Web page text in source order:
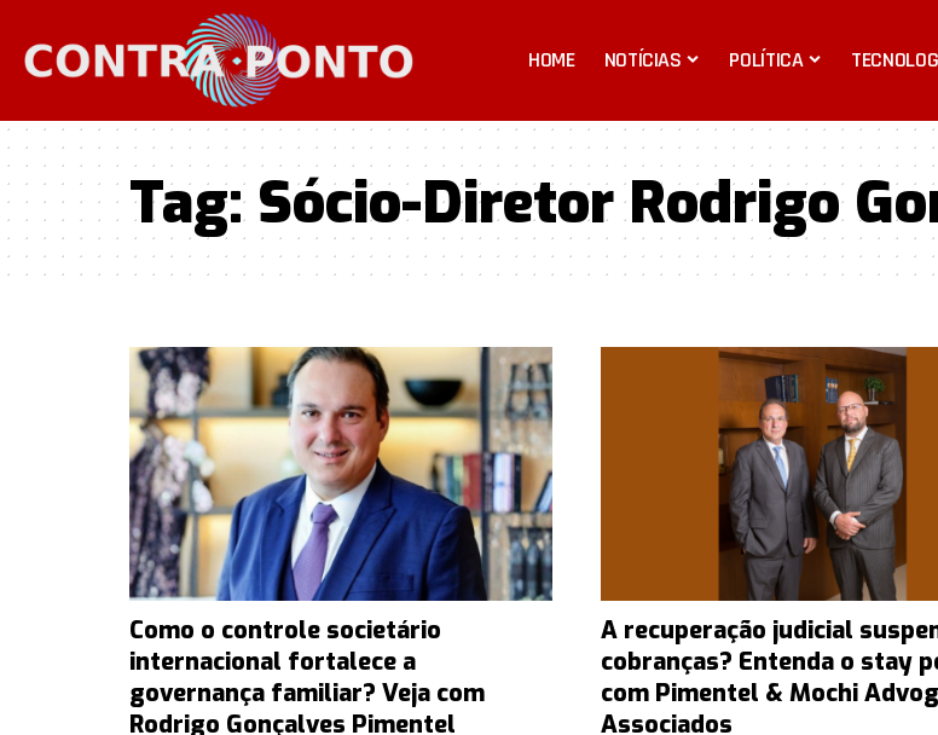
HOME NOTÍCIAS POLÍTICA
Tag:Sócio-Diretor Rodrigo
Como o controle societário
internacional fortalece a
governança familiar? Veja com
Rodrigo Gonçalves Pimentel
A recuperação judicial
cobranças? Entenda o stay
com Pimentel & Mochi
Associados